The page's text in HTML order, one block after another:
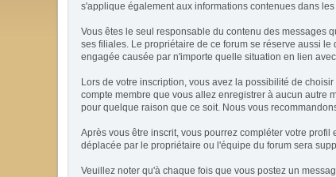
s'applique également aux informations contenues dans
Vous êtes le seul responsable du contenu des messages
ses filiales. Le propriétaire de ce forum se réserve aussi
engagée causée par n'importe quelle situation en lien
Lors de votre inscription, vous avez la possibilité de
compte membre que vous allez enregistrer à aucun autre
pour quelque raison que ce soit. Nous vous
Après vous être inscrit, vous pourrez compléter votre
déplacée par le propriétaire ou l'équipe du forum sera
Veuillez noter qu'à chaque fois que vous postez un